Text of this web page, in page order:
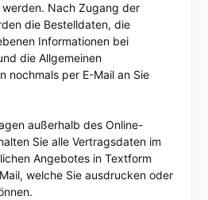
Nach Zugang der
die Bestelldaten, die
Informationen bei
die Allgemeinen
nochmals per E-Mail an Sie
außerhalb des Online-
Sie alle Vertragsdaten im
Angebotes in Textform
welche Sie ausdrucken oder